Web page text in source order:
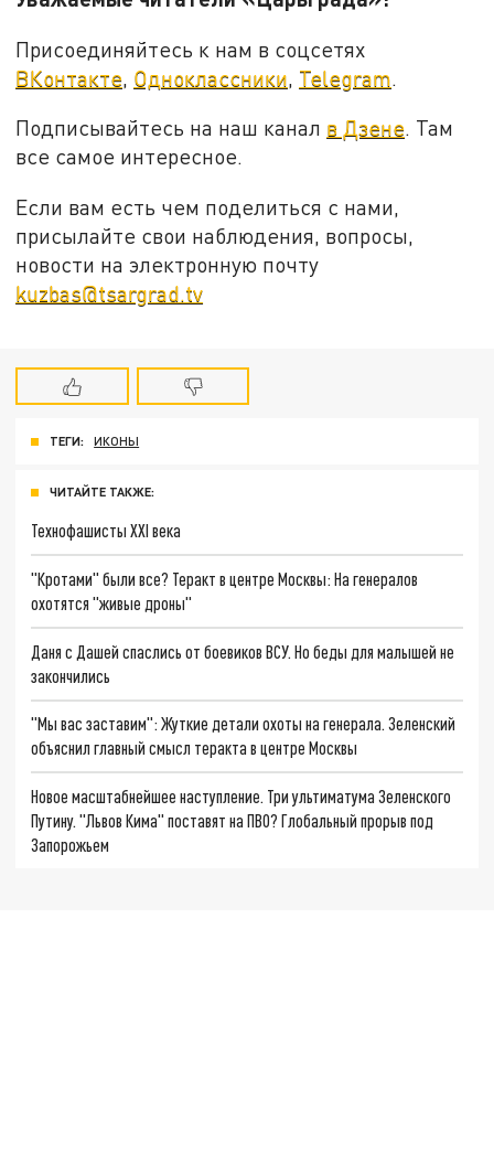
Присоединяйтесь к нам в соцсетях
ВКонтакте Одноклассники Telegram
Подписывайтесь на наш канал в Дзене. Там
все самое интересное.
Если вам есть чем поделиться с нами,
присылайте свои наблюдения, вопросы,
новости на электронную почту
kuzbas@tsargrad.tv
ТЕГИ: ИКОНЫ
ЧИТАЙТЕ ТАКЖЕ:
Технофашисты XXI века
"Кротами" были все? Теракт в центре Москвы: На генералов
охотятся "живые дроны"
Даня с Дашей спаслись от боевиков ВСУ. Но беды для малышей не
закончились
"Мы вас заставим": Жуткие детали охоты на генерала. Зеленский
объяснил главный смысл теракта в центре Москвы
Новое масштабнейшее наступление. Три ультиматума Зеленского
Путину. "Львов Кима" поставят на ПВО? Глобальный прорыв под
Запорожьем